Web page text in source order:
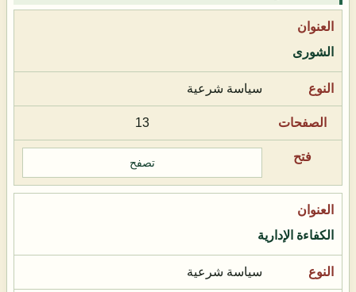
الشورى
سياسة شرعية
13
تصفح
الكفاءة الإدارية
سياسة شرعية